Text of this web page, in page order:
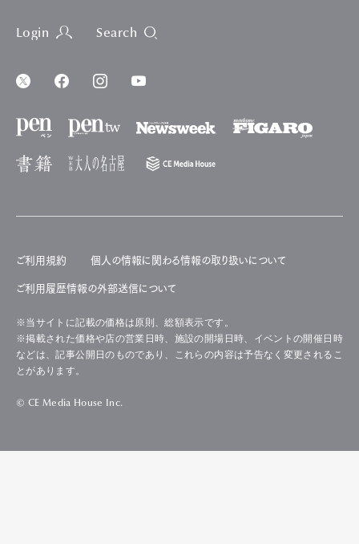
Login Search
ご利用規約 個人の情報に関わる情報の取り扱いについて
ご利用履歴情報の外部送信について
※当サイトに記載の価格は原則、総額表示です。
※掲載された価格や店の営業日時、施設の開場日時、イベントの開催日時
などは、記事公開日のものであり、これらの内容は予告なく変更されるこ
とがあります。
© CE Media House Inc.